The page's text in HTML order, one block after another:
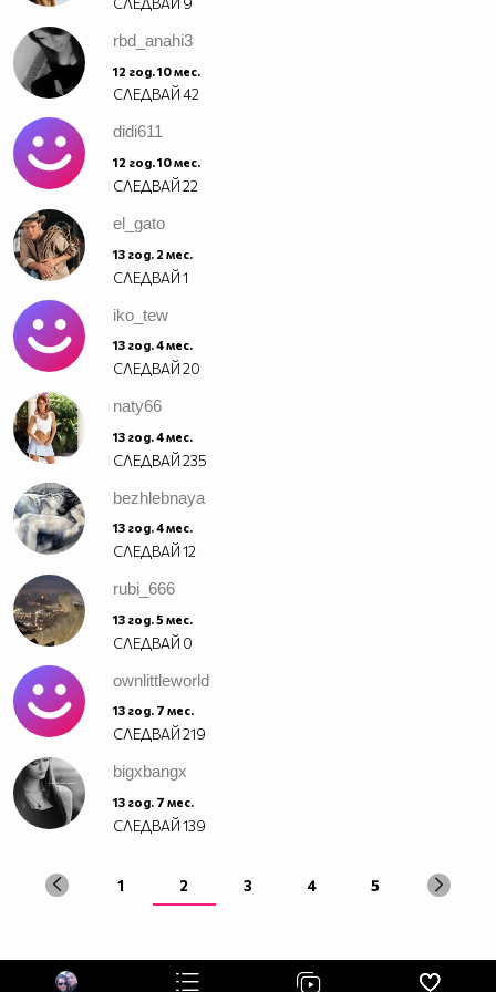
rbd_anahi3
12 год. 10 мес.
СЛЕДВАЙ42
didi611
12 год. 10 мес.
СЛЕДВАЙ22
el_gato
13 год. 2 мес.
СЛЕДВАЙ1
iko_tew
13 год. 4 мес.
СЛЕДВАЙ20
naty66
13 год. 4 мес.
СЛЕДВАЙ235
bezhlebnaya
13 год. 4 мес.
СЛЕДВАЙ12
rubi_666
13 год. 5 мес.
СЛЕДВАЙ 0
ownlittleworld
13 год. 7 мес.
СЛЕДВАЙ219
bigxbangx
13 год. 7 мес.
СЛЕДВАЙ139
1 2 3 4 5